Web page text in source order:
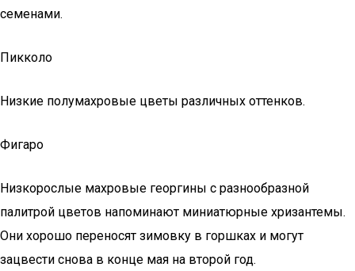
семенами.
Пикколо
Низкие полумахровые цветы различных оттенков.
Фигаро
Низкорослые махровые георгины с разнообразной
палитрой цветов напоминают миниатюрные хризантемы.
Они хорошо переносят зимовку в горшках и могут
зацвести снова в конце мая на второй год.